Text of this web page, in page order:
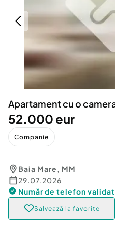
Servicii
Animale de companie
Afaceri și echipamente
Inchiriere Bunuri si
Utilaje agricole si
Piese auto si accesorii
Dacia Duster
Apartament cu o
52.000 eur
Companie
Baia Mare, MM
29.07.2026
Număr de telefon validat
Salvează la favorite